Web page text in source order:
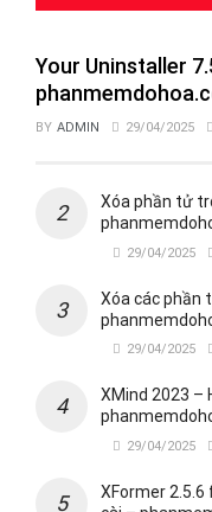
Your Uninstaller
BY ADMIN 29/04/2025
Xóa phần tử
29/04/2025
Xóa các phần
29/04/2025
XMind 2023 –
29/04/2025
XFormer 2.5.6